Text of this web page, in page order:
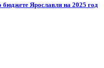
Ярославля на 2025 год